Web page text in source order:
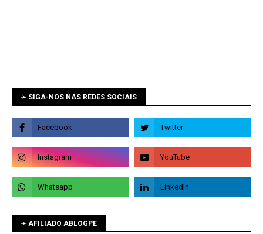
➛ SIGA-NOS NAS REDES SOCIAIS
➛ AFILIADO ABLOGPE